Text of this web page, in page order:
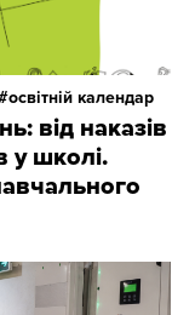
освітній календар
від наказів
у школі.